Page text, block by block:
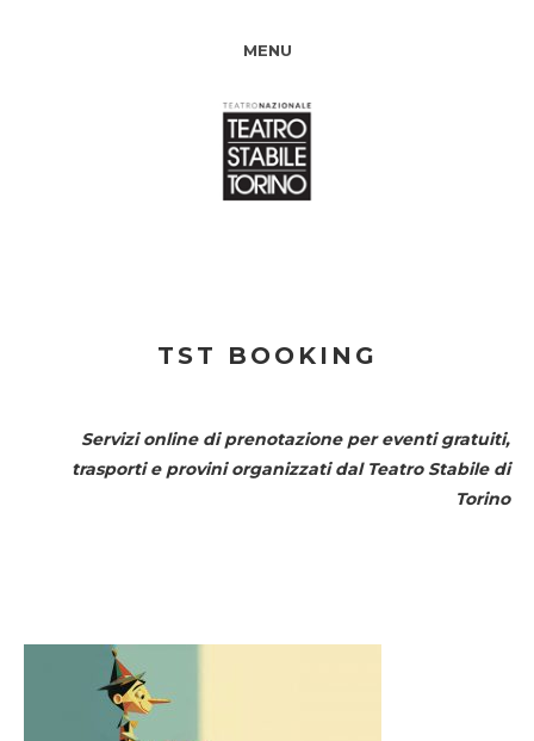
MENU
TST BOOKING
Servizi online di prenotazione per eventi gratuiti,
trasporti e provini organizzati dal Teatro Stabile di
Torino